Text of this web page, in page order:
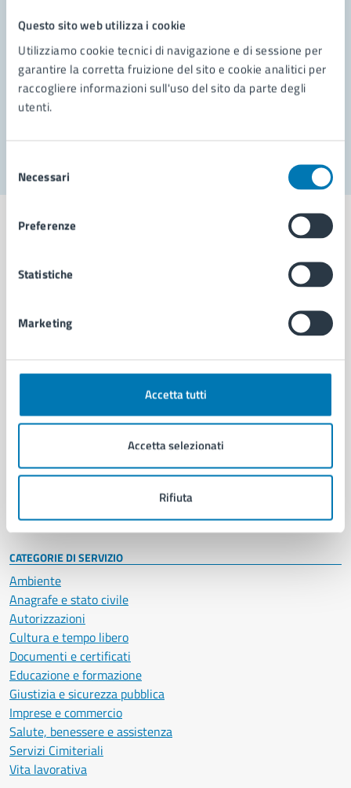
Questo sito web utilizza i cookie
Utilizziamo cookie tecnici di navigazione e di sessione per
garantire la corretta fruizione del sito e cookie analitici per
raccogliere informazioni sull'uso del sito da parte degli
utenti.
delNecessari
Preferenze
Statistiche
Marketing
Accetta tutti
Accetta selezionati
Rifiuta
Richiedi assistenza
Prenota appuntamento
Problemi in città
Comune di Napoli
AMMINISTRAZIONE
Organi di governo
Enti e fondazioni
Personale amministrativo
Intranet, posta aziendale e protocollo
CATEGORIE DI SERVIZIO
Ambiente
Anagrafe e stato civile
Autorizzazioni
Cultura e tempo libero
Documenti e certificati
Educazione e formazione
Giustizia e sicurezza pubblica
Imprese e commercio
Salute, benessere e assistenza
Servizi Cimiteriali
Vita lavorativa